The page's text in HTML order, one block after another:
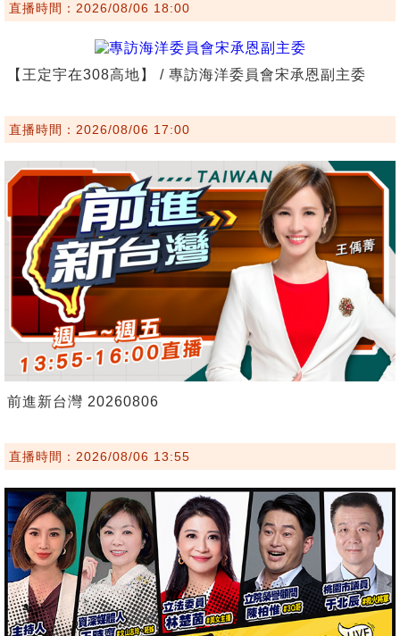
直播時間：2026/08/06 18:00
【王定宇在308高地】 / 專訪海洋委員會宋承恩副主委
直播時間：2026/08/06 17:00
前進新台灣 20260806
直播時間：2026/08/06 13:55